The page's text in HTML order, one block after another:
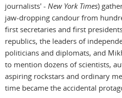
journalists' - New York Times)
jaw-dropping candour from
first secretaries and first
republics, the leaders of
politicians and diplomats, and
to mention dozens of scientists,
aspiring rockstars and ordinary
time became the accidental